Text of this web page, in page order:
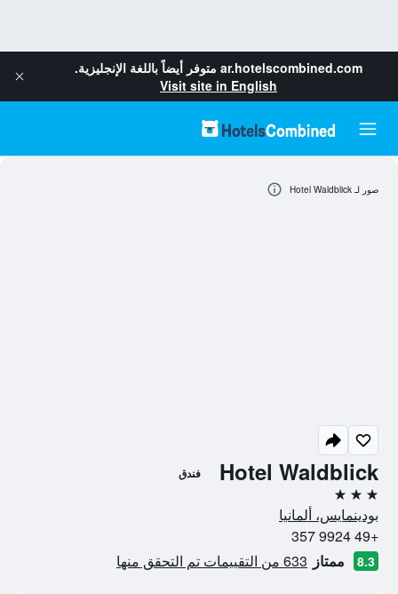
ar.hotelscombined.com متوفر أيضاً باللغة الإنجليزية.
Visit site in English
Hotel Waldblick فندق
3 نجوم
بودينمايس، ألمانيا
+49 9924 357
8.3 ممتاز 633 من التقييمات تم التحقق منها
صور لـ Hotel Waldblick